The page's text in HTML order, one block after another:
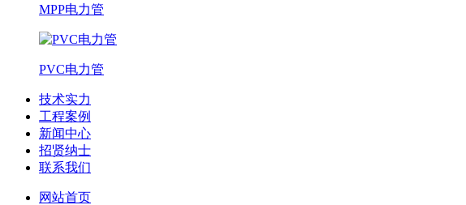
MPP电力管
PVC电力管
技术实力
工程案例
新闻中心
招贤纳士
联系我们
网站首页